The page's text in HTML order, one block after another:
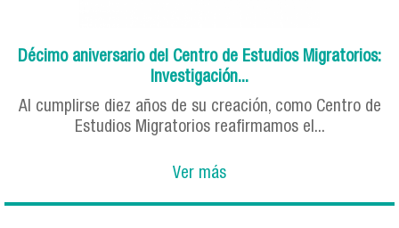
Décimo aniversario del Centro de Estudios Migratorios:
Investigación...
Al cumplirse diez años de su creación, como Centro de
Estudios Migratorios reafirmamos el...
Ver más